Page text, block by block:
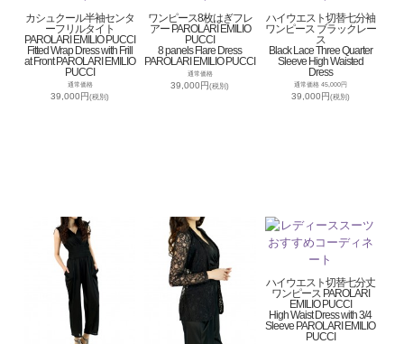
カシュクール半袖センタ
ーフリルタイト
PAROLARI EMILIO PUCCI
Fitted Wrap Dress with Frill
at Front PAROLARI EMILIO
PUCCI
通常価格
39,000円(税別)
ワンピース8枚はぎフレ
アー PAROLARI EMILIO
PUCCI
8 panels Flare Dress
PAROLARI EMILIO PUCCI
通常価格
39,000円(税別)
ハイウエスト切替七分袖
ワンピース ブラックレー
ス
Black Lace Three Quarter
Sleeve High Waisted
Dress
通常価格 45,000円
39,000円(税別)
ハイウエスト切替七分丈
ワンピース PAROLARI
EMILIO PUCCI
High Waist Dress with 3/4
Sleeve PAROLARI EMILIO
PUCCI